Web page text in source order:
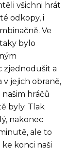
všichni hrát
odkopy, i
Ve
bylo
zjednodušit a
jejich obraně,
našim hráčů
byly. Tlak
nakonec
ale to
konci naši